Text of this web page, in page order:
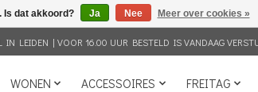
LEIDEN | VOOR 16.00 UUR BESTELD IS VANDAAG
WONEN ACCESSOIRES FREITAG
Is dat akkoord? Ja Nee Meer over cookies »